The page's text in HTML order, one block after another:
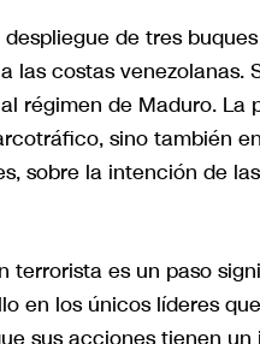
de tres
las costas venezolanas.
régimen de Maduro. La
sino también
sobre la intención de
es un paso
en los únicos líderes